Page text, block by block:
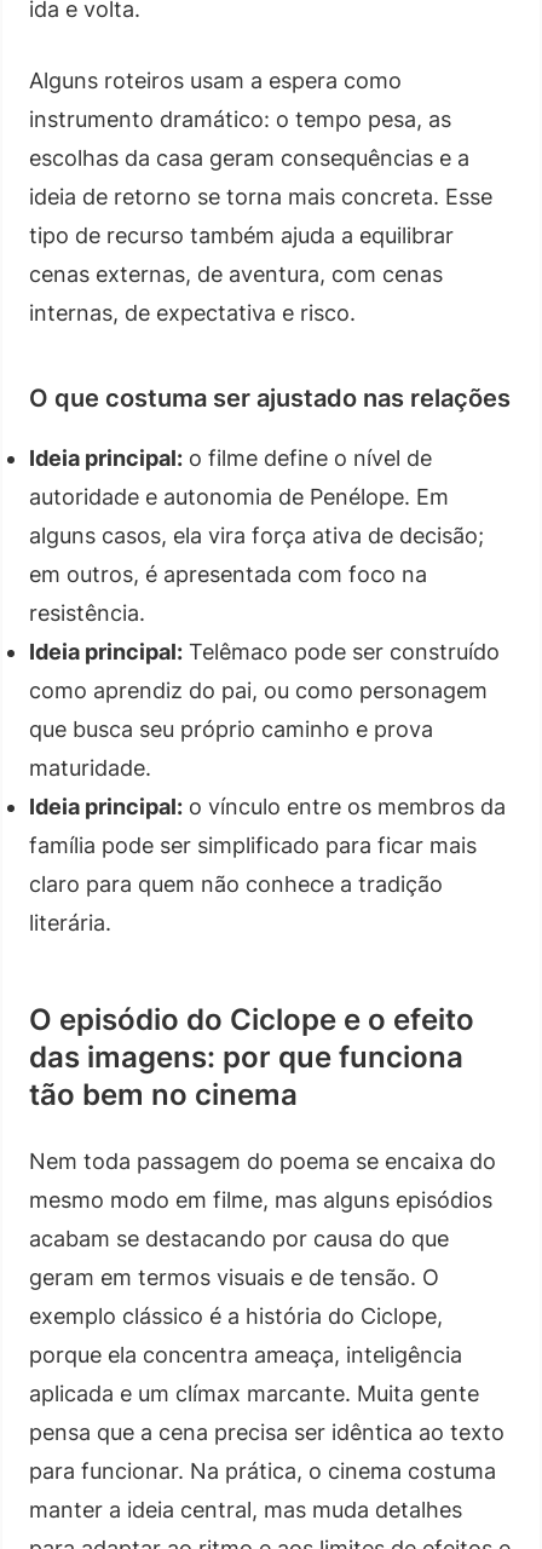
ida e volta.
Alguns roteiros usam a espera como
instrumento dramático: o tempo pesa, as
escolhas da casa geram consequências e a
ideia de retorno se torna mais concreta. Esse
tipo de recurso também ajuda a equilibrar
cenas externas, de aventura, com cenas
internas, de expectativa e risco.
O que costuma ser ajustado nas relações
Ideia principal: o filme define o nível de
autoridade e autonomia de Penélope. Em
alguns casos, ela vira força ativa de decisão;
em outros, é apresentada com foco na
resistência.
Ideia principal: Telêmaco pode ser construído
como aprendiz do pai, ou como personagem
que busca seu próprio caminho e prova
maturidade.
Ideia principal: o vínculo entre os membros da
família pode ser simplificado para ficar mais
claro para quem não conhece a tradição
literária.
O episódio do Ciclope e o efeito
das imagens: por que funciona
tão bem no cinema
Nem toda passagem do poema se encaixa do
mesmo modo em filme, mas alguns episódios
acabam se destacando por causa do que
geram em termos visuais e de tensão. O
exemplo clássico é a história do Ciclope,
porque ela concentra ameaça, inteligência
aplicada e um clímax marcante. Muita gente
pensa que a cena precisa ser idêntica ao texto
para funcionar. Na prática, o cinema costuma
manter a ideia central, mas muda detalhes